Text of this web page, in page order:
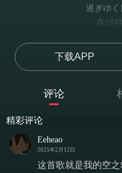
過ぎゆ
在过
凶
ボケットの
麻木
你幸
信じては
下载APP
评论
精彩评论
Eeheao
2025年2月12日
这首歌就是我的空之